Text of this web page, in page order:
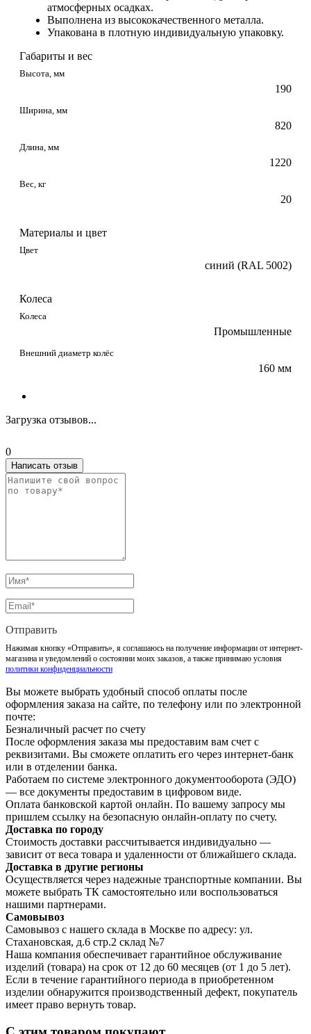
атмосферных осадках.
Выполнена из высококачественного металла.
Упакована в плотную индивидуальную упаковку.
Габариты и вес
Высота, мм
190
Ширина, мм
820
Длина, мм
1220
Вес, кг
20
Материалы и цвет
Цвет
синий (RAL 5002)
Колеса
Колеса
Промышленные
Внешний диаметр колёс
160 мм
Загрузка отзывов...
0
Написать отзыв
Отправить
Нажимая кнопку «Отправить», я соглашаюсь на получение информации от интернет-
магазина и уведомлений о состоянии моих заказов, а также принимаю условия
политики конфиденциальности
Вы можете выбрать удобный способ оплаты после
оформления заказа на сайте, по телефону или по электронной
почте:
Безналичный расчет по счету
После оформления заказа мы предоставим вам счет с
реквизитами. Вы сможете оплатить его через интернет-банк
или в отделении банка.
Работаем по системе электронного документооборота (ЭДО)
— все документы предоставим в цифровом виде.
Оплата банковской картой онлайн. По вашему запросу мы
пришлем ссылку на безопасную онлайн-оплату по счету.
Доставка по городу
Стоимость доставки рассчитывается индивидуально —
зависит от веса товара и удаленности от ближайшего склада.
Доставка в другие регионы
Осуществляется через надежные транспортные компании. Вы
можете выбрать ТК самостоятельно или воспользоваться
нашими партнерами.
Самовывоз
Самовывоз с нашего склада в Москве по адресу: ул.
Стахановская, д.6 стр.2 склад №7
Наша компания обеспечивает гарантийное обслуживание
изделий (товара) на срок от 12 до 60 месяцев (от 1 до 5 лет).
Если в течение гарантийного периода в приобретенном
изделии обнаружится производственный дефект, покупатель
имеет право вернуть товар.